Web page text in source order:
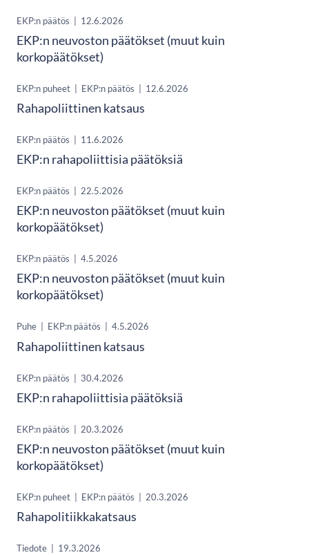
EKP:n päätös | 12.6.2026
EKP:n neuvoston päätökset (muut kuin
korkopäätökset)
EKP:n puheet EKP:n päätös 12.6.2026
Rahapoliittinen katsaus
EKP:n päätös 11.6.2026
EKP:n rahapoliittisia päätöksiä
EKP:n päätös 22.5.2026
EKP:n neuvoston päätökset (muut kuin
korkopäätökset)
EKP:n päätös 4.5.2026
EKP:n neuvoston päätökset (muut kuin
korkopäätökset)
Puhe EKP:n päätös 4.5.2026
Rahapoliittinen katsaus
EKP:n päätös 30.4.2026
EKP:n rahapoliittisia päätöksiä
EKP:n päätös 20.3.2026
EKP:n neuvoston päätökset (muut kuin
korkopäätökset)
EKP:n puheet EKP:n päätös 20.3.2026
Rahapolitiikkakatsaus
Tiedote 19.3.2026